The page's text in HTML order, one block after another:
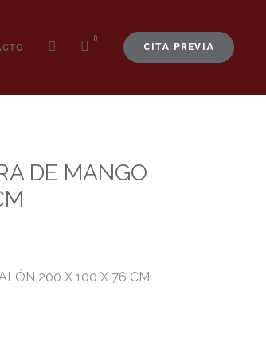
CITA PREVIA
0
DE MANGO
200 X 100 X 76 CM